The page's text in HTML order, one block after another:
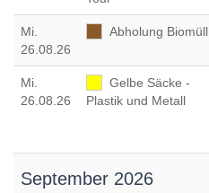
Mi.
26.08.26
Abholung Biomüll
Mi.
26.08.26
Gelbe Säcke -
Plastik und Metall
September 2026